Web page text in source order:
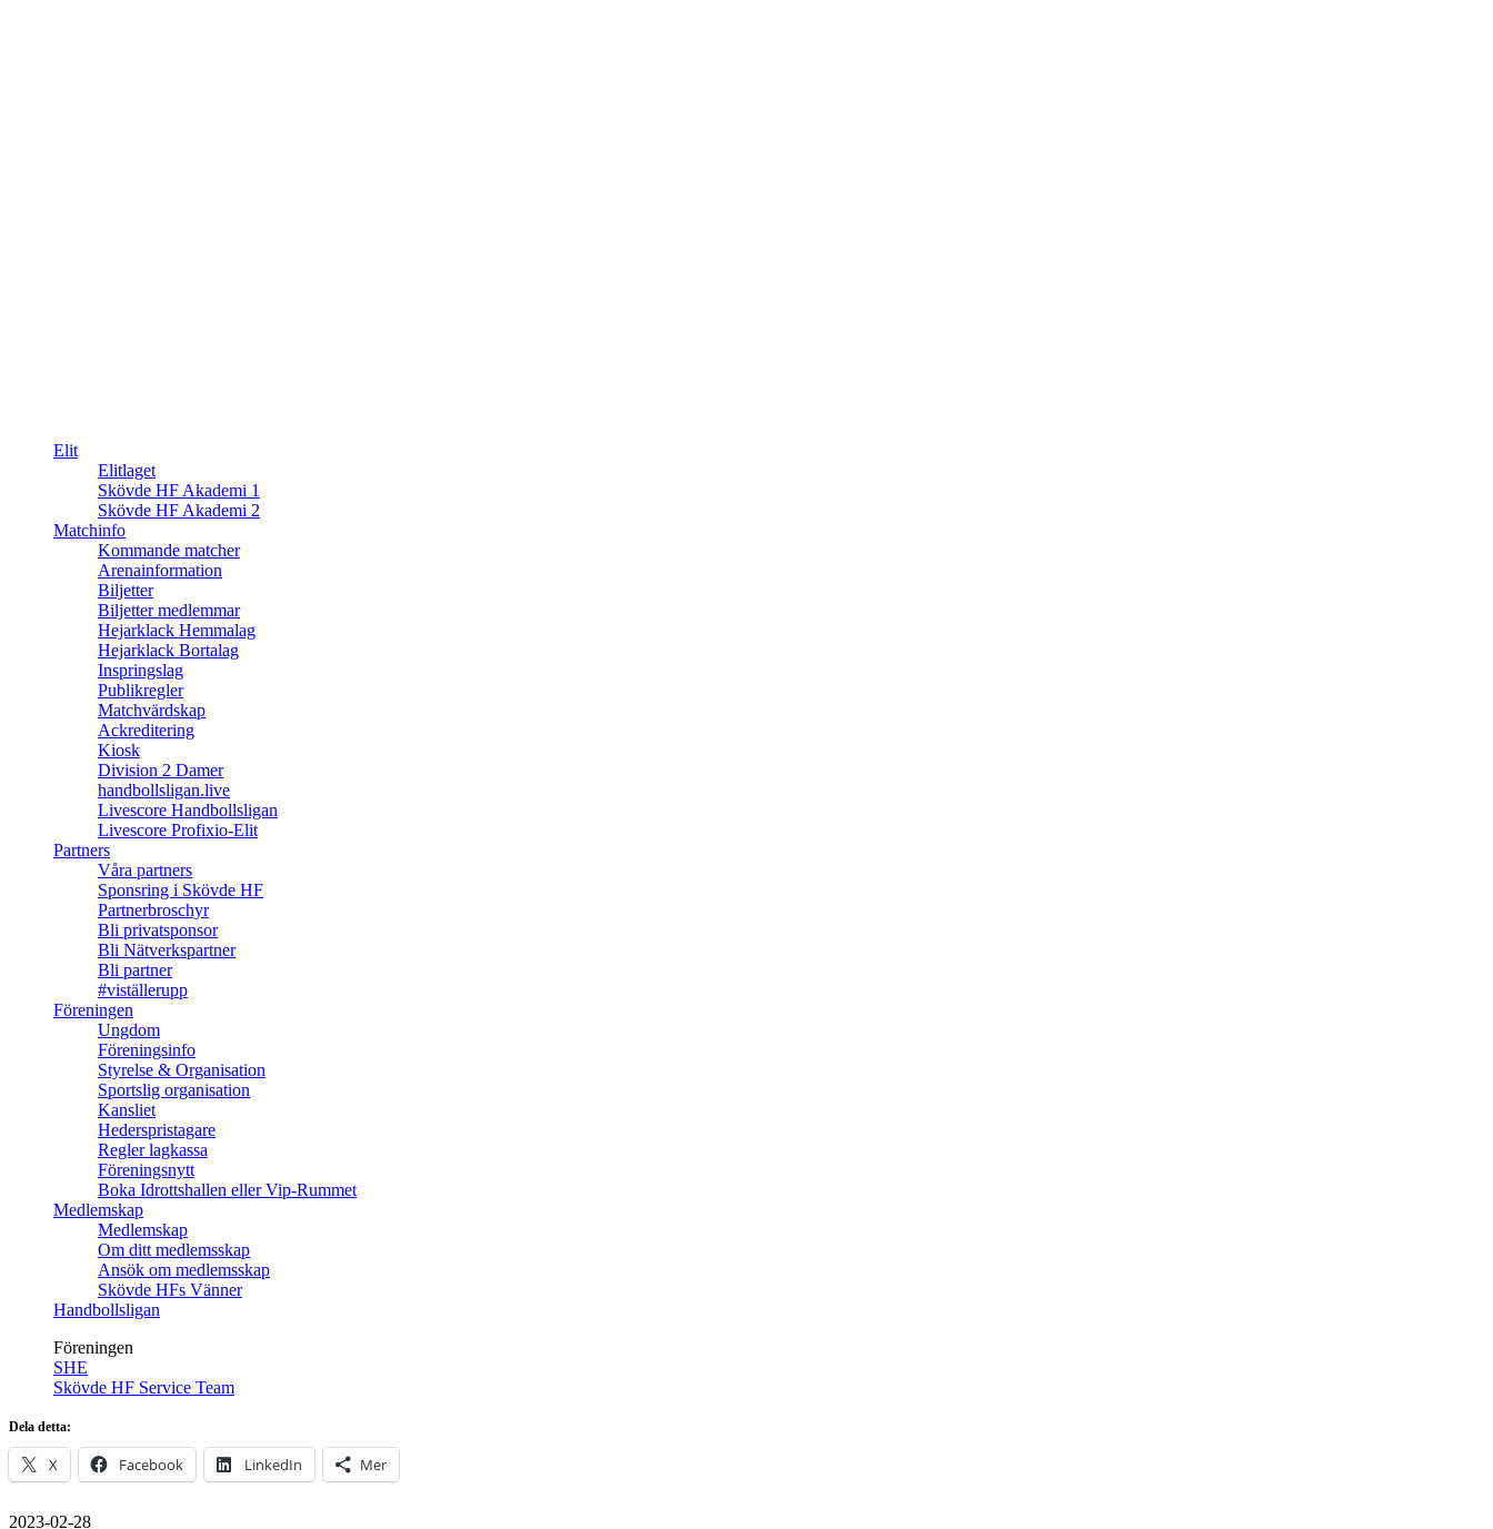
Elit
Elitlaget
Skövde HF Akademi 1
Skövde HF Akademi 2
Matchinfo
Kommande matcher
Arenainformation
Biljetter
Biljetter medlemmar
Hejarklack Hemmalag
Hejarklack Bortalag
Inspringslag
Publikregler
Matchvärdskap
Ackreditering
Kiosk
Division 2 Damer
handbollsligan.live
Livescore Handbollsligan
Livescore Profixio-Elit
Partners
Våra partners
Sponsring i Skövde HF
Partnerbroschyr
Bli privatsponsor
Bli Nätverkspartner
Bli partner
#viställerupp
Föreningen
Ungdom
Föreningsinfo
Styrelse & Organisation
Sportslig organisation
Kansliet
Hederspristagare
Regler lagkassa
Föreningsnytt
Boka Idrottshallen eller Vip-Rummet
Medlemskap
Medlemskap
Om ditt medlemsskap
Ansök om medlemsskap
Skövde HFs Vänner
Handbollsligan
Föreningen
SHE
Skövde HF Service Team
Dela detta:
X Facebook LinkedIn Mer
2023-02-28